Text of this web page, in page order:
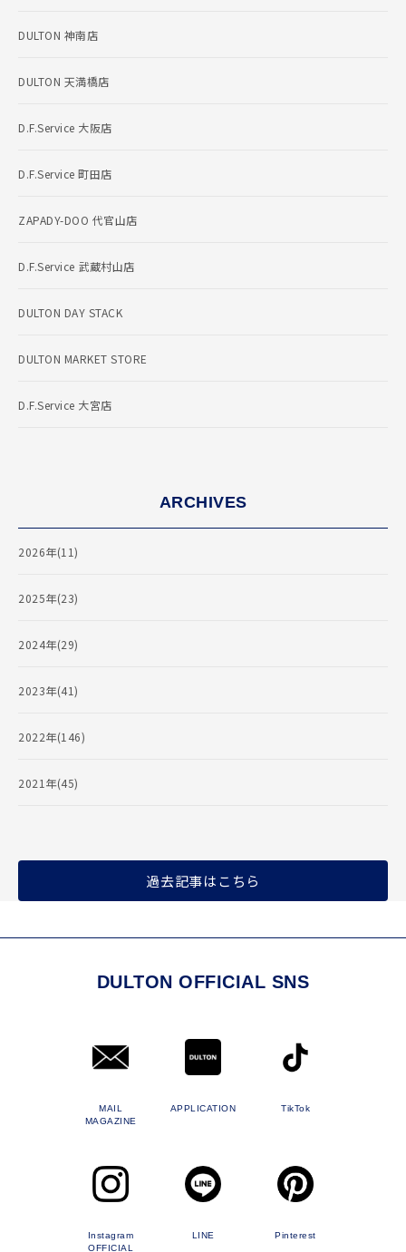
DULTON 神南店
DULTON 天満橋店
D.F.Service 大阪店
D.F.Service 町田店
ZAPADY-DOO 代官山店
D.F.Service 武蔵村山店
DULTON DAY STACK
DULTON MARKET STORE
D.F.Service 大宮店
ARCHIVES
2026年(11)
2025年(23)
2024年(29)
2023年(41)
2022年(146)
2021年(45)
過去記事はこちら
DULTON OFFICIAL SNS
MAIL
MAGAZINE
APPLICATION TikTok
Instagram
OFFICIAL
LINE Pinterest